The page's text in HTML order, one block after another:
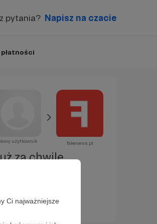
Ci najważniejsze
pytania? Napisz na czacie
użytkownik fakenews.pl
za chwilę